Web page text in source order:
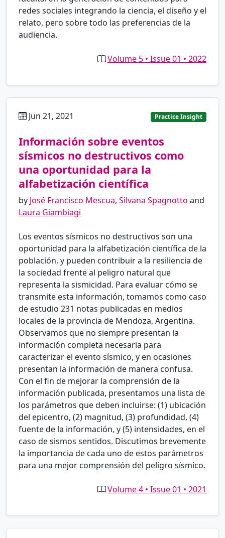
redes sociales integrando la ciencia, el diseño y el
relato, pero sobre todo las preferencias de la
audiencia.
Volume 5 • Issue 01 • 2022
Jun 21, 2021 Practice Insight
Información sobre eventos
sísmicos no destructivos como
una oportunidad para la
alfabetización científica
by José Francisco Mescua, Silvana Spagnotto and
Laura Giambiagi
Los eventos sísmicos no destructivos son una
oportunidad para la alfabetización científica de la
población, y pueden contribuir a la resiliencia de
la sociedad frente al peligro natural que
representa la sismicidad. Para evaluar cómo se
transmite esta información, tomamos como caso
de estudio 231 notas publicadas en medios
locales de la provincia de Mendoza, Argentina.
Observamos que no siempre presentan la
información completa necesaria para
caracterizar el evento sísmico, y en ocasiones
presentan la información de manera confusa.
Con el fin de mejorar la comprensión de la
información publicada, presentamos una lista de
los parámetros que deben incluirse: (1) ubicación
del epicentro, (2) magnitud, (3) profundidad, (4)
fuente de la información, y (5) intensidades, en el
caso de sismos sentidos. Discutimos brevemente
la importancia de cada uno de estos parámetros
para una mejor comprensión del peligro sísmico.
Volume 4 • Issue 01 • 2021